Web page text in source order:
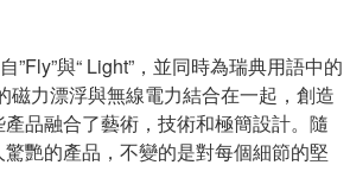
”Fly”與“ Light”，並同時為瑞典用語中的
磁力漂浮與無線電力結合在一起，創造
品融合了藝術，技術和極簡設計。隨
艷的產品，不變的是對每個細節的堅